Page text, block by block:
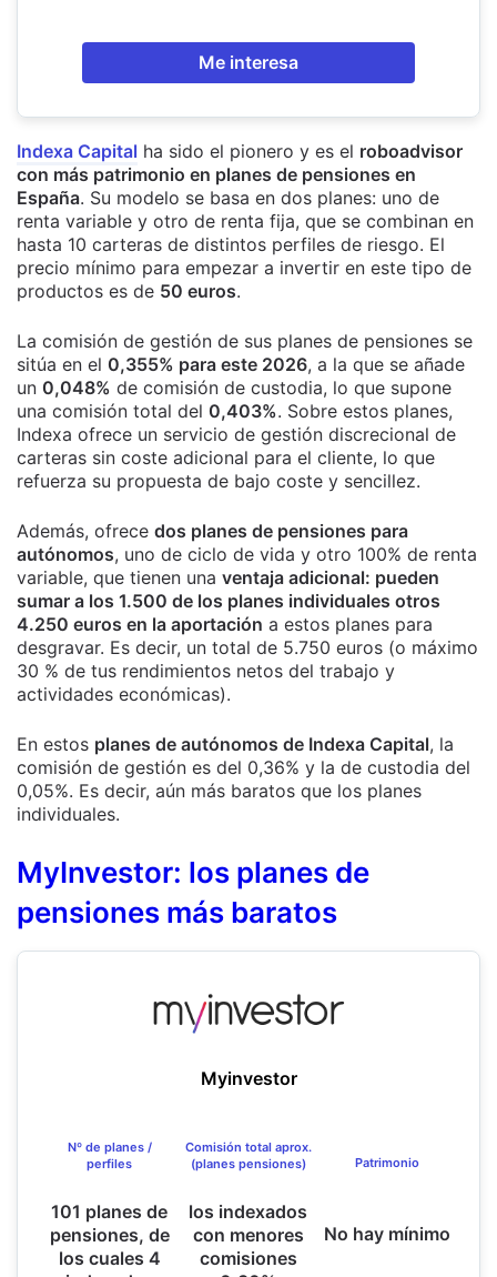
Me interesa
Indexa Capital ha sido el pionero y es el roboadvisor
con más patrimonio en planes de pensiones en
España. Su modelo se basa en dos planes: uno de
renta variable y otro de renta fija, que se combinan en
hasta 10 carteras de distintos perfiles de riesgo. El
precio mínimo para empezar a invertir en este tipo de
productos es de 50 euros.
La comisión de gestión de sus planes de pensiones se
sitúa en el 0,355% para este 2026, a la que se añade
un 0,048% de comisión de custodia, lo que supone
una comisión total del 0,403%. Sobre estos planes,
Indexa ofrece un servicio de gestión discrecional de
carteras sin coste adicional para el cliente, lo que
refuerza su propuesta de bajo coste y sencillez.
Además, ofrece dos planes de pensiones para
autónomos, uno de ciclo de vida y otro 100% de renta
variable, que tienen una ventaja adicional: pueden
sumar a los 1.500 de los planes individuales otros
4.250 euros en la aportación a estos planes para
desgravar. Es decir, un total de 5.750 euros (o máximo
30 % de tus rendimientos netos del trabajo y
actividades económicas).
En estos planes de autónomos de Indexa Capital, la
comisión de gestión es del 0,36% y la de custodia del
0,05%. Es decir, aún más baratos que los planes
individuales.
MyInvestor: los planes de
pensiones más baratos
Myinvestor
Nº de planes /
perfiles
101 planes de
pensiones, de
los cuales 4
Comisión total aprox.
(planes pensiones)
los indexados
con menores
comisiones
Patrimonio
No hay mínimo